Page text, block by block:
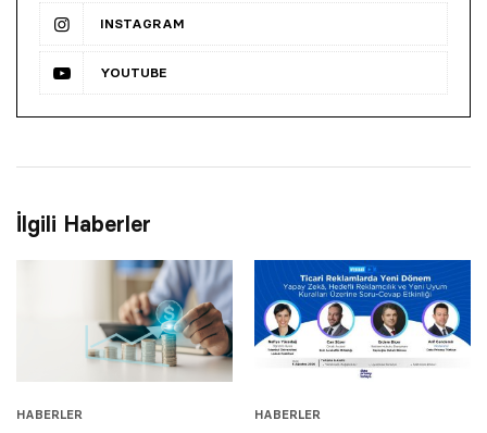
INSTAGRAM
YOUTUBE
İlgili Haberler
HABERLER HABERLER